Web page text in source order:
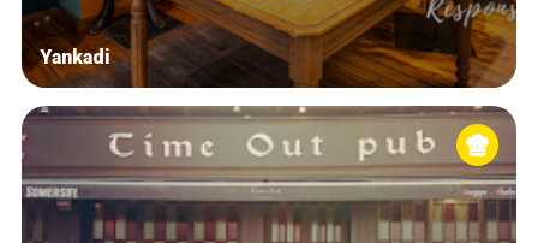
Yankadi